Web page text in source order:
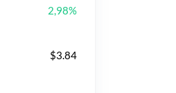
2,98%
$3.84